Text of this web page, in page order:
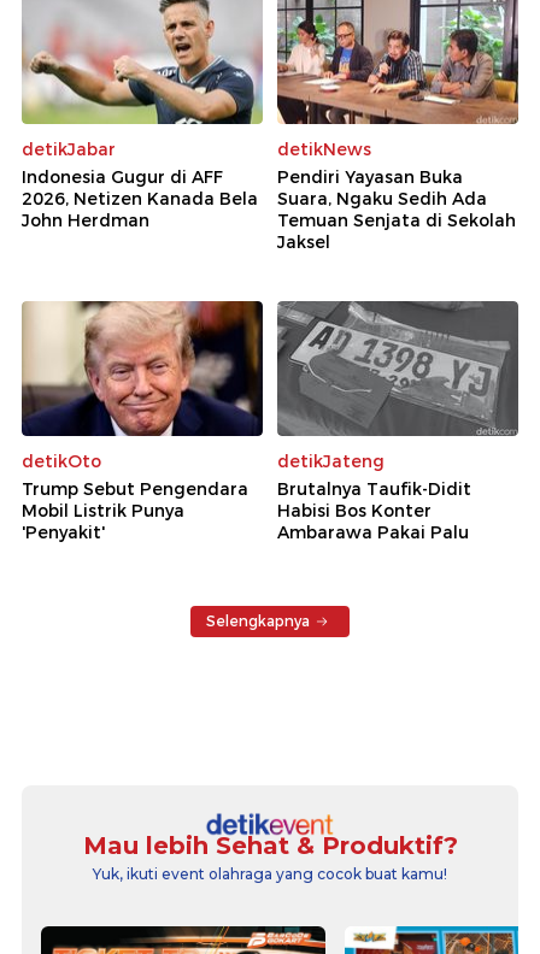
detikJabar
Indonesia Gugur di AFF
2026, Netizen Kanada Bela
John Herdman
detikNews
Pendiri Yayasan Buka
Suara, Ngaku Sedih Ada
Temuan Senjata di Sekolah
Jaksel
detikOto
Trump Sebut Pengendara
Mobil Listrik Punya
'Penyakit'
detikJateng
Brutalnya Taufik-Didit
Habisi Bos Konter
Ambarawa Pakai Palu
Selengkapnya
Mau lebih Sehat & Produktif?
Yuk, ikuti event olahraga yang cocok buat kamu!